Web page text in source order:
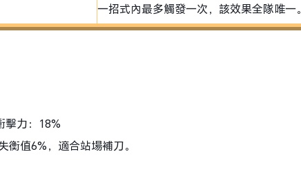
一招式內最多觸發一次，該效果全隊唯一。
擊力：18%
衡值6%，適合站場補刀。